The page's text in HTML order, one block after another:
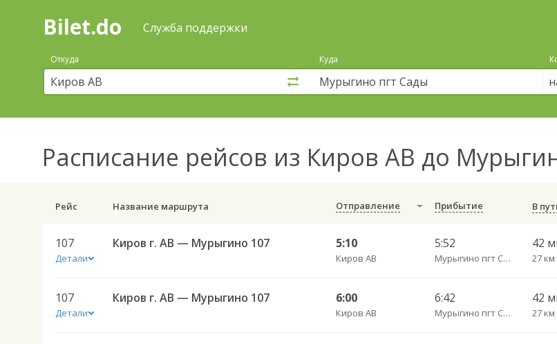
Поиск
покупка
билетов
автобус
онлайн
Bilet.do Служба поддержки
Откуда Куда
Расписание рейсов из Киров АВ до
Рейс Название маршрута Отправление Прибытие В
107
Детали
Киров г. АВ — Мурыгино 107 5:10
Киров АВ
5:52
Мурыгино пгт Сады
42
27 км
107
Детали
Киров г. АВ — Мурыгино 107 6:00
Киров АВ
6:42
Мурыгино пгт Сады
42
27 км